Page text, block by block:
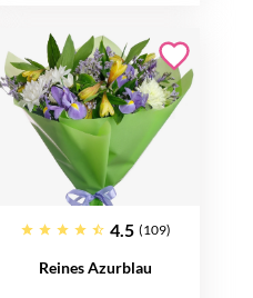
4.5 (109)
Reines Azurblau